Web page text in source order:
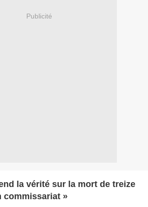
Publicité
la vérité sur la mort de treize
commissariat »